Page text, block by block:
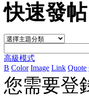
快速發帖
高級模式
B Color Image Link Quote
您需要登